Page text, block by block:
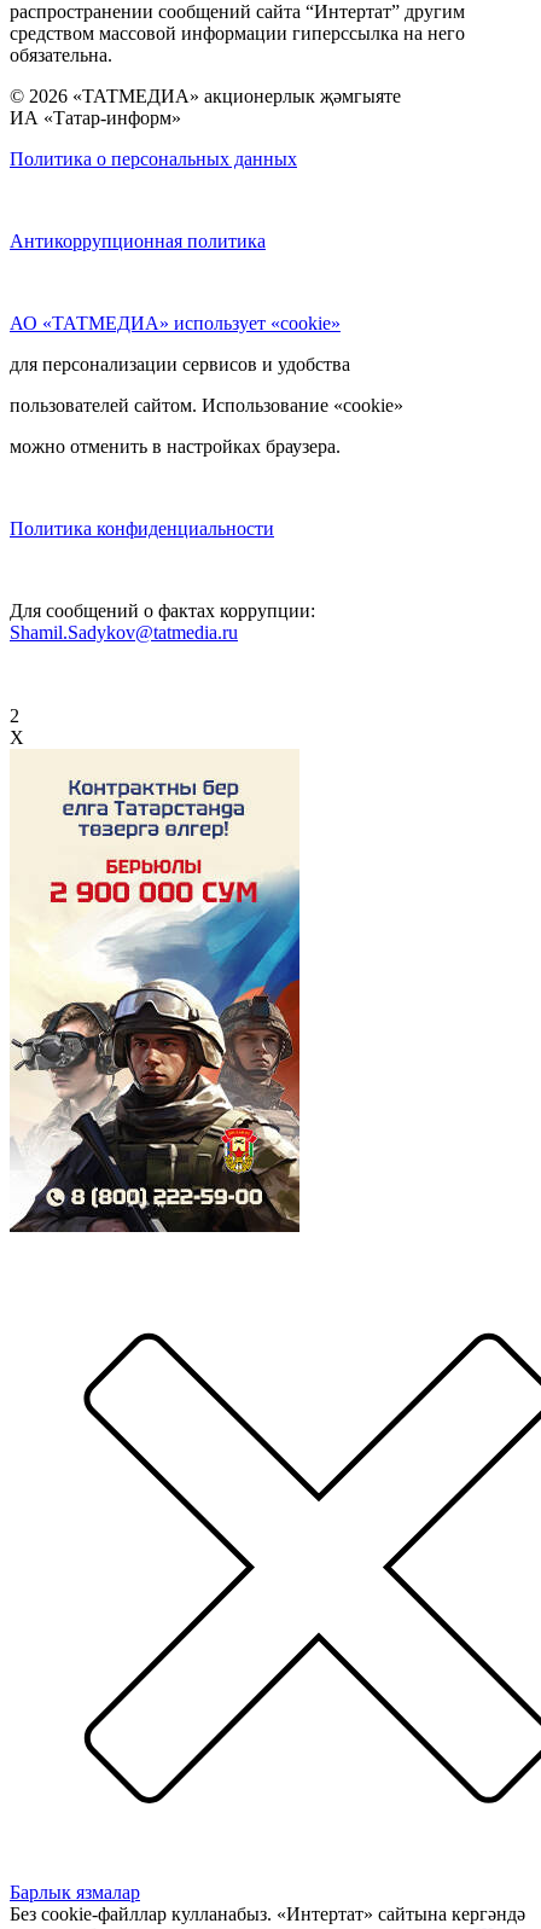
распространении сообщений сайта “Интертат” другим
средством массовой информации гиперссылка на него
обязательна.
© 2026 «ТАТМЕДИА» акционерлык җәмгыяте
ИА «Татар-информ»
Политика о персональных данных
Антикоррупционная политика
АО «ТАТМЕДИА» использует «cookie»
для персонализации сервисов и удобства
пользователей сайтом. Использование «cookie»
можно отменить в настройках браузера.
Политика конфиденциальности
Для сообщений о фактах коррупции:
Shamil.Sadykov@tatmedia.ru
2
X
Барлык язмалар
Без cookie-файллар кулланабыз. «Интертат» сайтына кергәндә